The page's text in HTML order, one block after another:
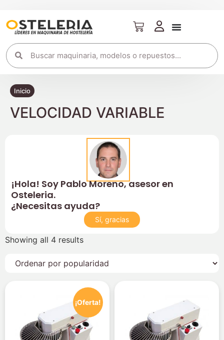
Inicio
VELOCIDAD VARIABLE
¡Hola! Soy Pablo Moreno, asesor en
Osteleria.
¿Necesitas ayuda?
Sí, gracias
Showing all 4 results
¡Oferta!